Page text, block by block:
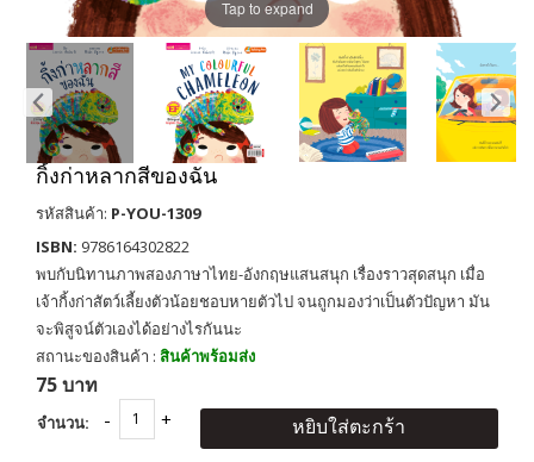
Tap to expand
กิ้งก่าหลากสีของฉัน
รหัสสินค้า: P-YOU-1309
ISBN: 9786164302822
พบกับนิทานภาพสองภาษาไทย-อังกฤษแสนสนุก เรื่องราวสุดสนุก เมื่อ
เจ้ากิ้งก่าสัตว์เลี้ยงตัวน้อยชอบหายตัวไป จนถูกมองว่าเป็นตัวปัญหา มัน
จะพิสูจน์ตัวเองได้อย่างไรกันนะ
สถานะของสินค้า : สินค้าพร้อมส่ง
75 บาท
จำนวน: หยิบใส่ตะกร้า